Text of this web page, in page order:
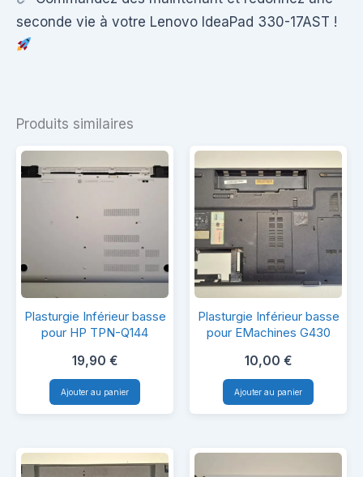
seconde vie à votre Lenovo IdeaPad 330-17AST !
Produits similaires
Plasturgie
Inférieur
basse
pour
HP
Q144
Plasturgie Inférieur basse
pour HP TPN-Q144
19,90 €
Ajouter au panier
Plasturgie
Inférieur
basse
pour
EMachines
Plasturgie Inférieur basse
pour EMachines G430
10,00 €
Ajouter au panier